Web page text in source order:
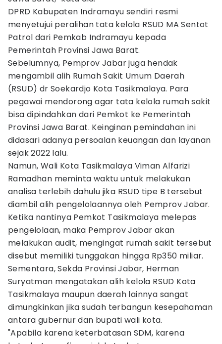
DPRD Kabupaten Indramayu sendiri resmi
menyetujui peralihan tata kelola RSUD MA Sentot
Patrol dari Pemkab Indramayu kepada
Pemerintah Provinsi Jawa Barat.
Sebelumnya, Pemprov Jabar juga hendak
mengambil alih Rumah Sakit Umum Daerah
(RSUD) dr Soekardjo Kota Tasikmalaya. Para
pegawai mendorong agar tata kelola rumah sakit
bisa dipindahkan dari Pemkot ke Pemerintah
Provinsi Jawa Barat. Keinginan pemindahan ini
didasari adanya persoalan keuangan dan layanan
sejak 2022 lalu.
Namun, Wali Kota Tasikmalaya Viman Alfarizi
Ramadhan meminta waktu untuk melakukan
analisa terlebih dahulu jika RSUD tipe B tersebut
diambil alih pengelolaannya oleh Pemprov Jabar.
Ketika nantinya Pemkot Tasikmalaya melepas
pengelolaan, maka Pemprov Jabar akan
melakukan audit, mengingat rumah sakit tersebut
disebut memiliki tunggakan hingga Rp350 miliar.
Sementara, Sekda Provinsi Jabar, Herman
Suryatman mengatakan alih kelola RSUD Kota
Tasikmalaya maupun daerah lainnya sangat
dimungkinkan jika sudah terbangun kesepahaman
antara gubernur dan bupati wali kota.
"Apabila karena keterbatasan SDM, karena